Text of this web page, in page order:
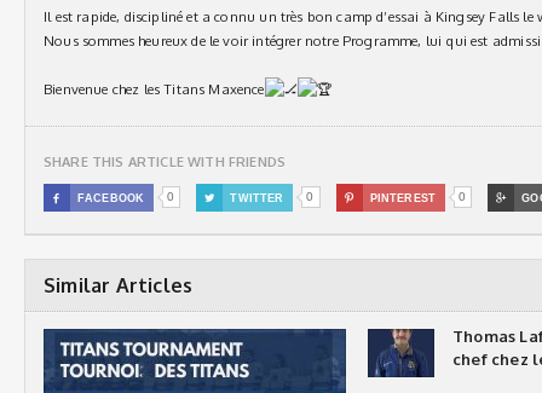
Il est rapide, discipliné et a connu un très bon camp d’essai à Kingsey Falls le
Nous sommes heureux de le voir intégrer notre Programme, lui qui est
Bienvenue chez les Titans Maxence
SHARE THIS ARTICLE WITH FRIENDS
 FACEBOOK 0  TWITTER 0  PINTEREST 0 
Similar Articles
Thomas
chef chez